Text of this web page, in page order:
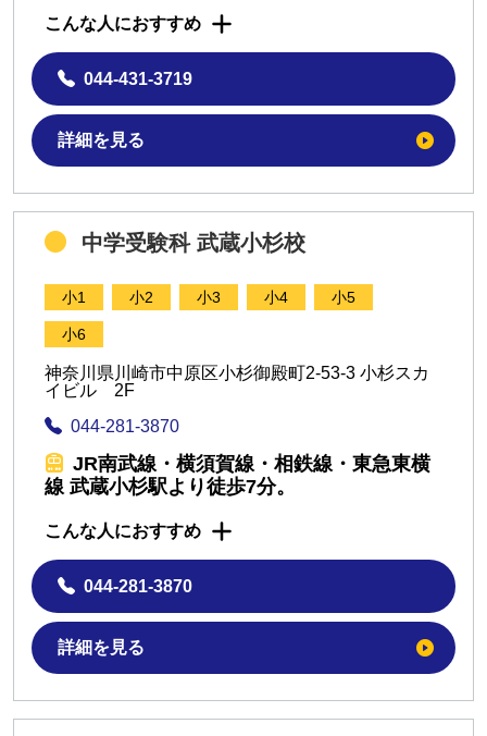
こんな人におすすめ
044-431-3719
詳細を見る
中学受験科 武蔵小杉校
小1 小2 小3 小4 小5
小6
神奈川県川崎市中原区小杉御殿町2-53-3 小杉スカ
イビル 2F
044-281-3870
JR南武線・横須賀線・相鉄線・東急東横
線 武蔵小杉駅より徒歩7分。
こんな人におすすめ
044-281-3870
詳細を見る